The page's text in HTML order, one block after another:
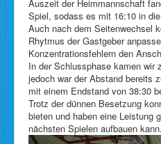
Auszeit der Heimmannschaft
Spiel, sodass es mit 16:10 in
Auch nach dem Seitenwechsel
Rhytmus der Gastgeber
Konzentrationsfehlern den
In der Schlussphase kamen wir
jedoch war der Abstand bereits
mit einem Endstand von 38:30
Trotz der dünnen Besetzung
bieten und haben eine Leistung
nächsten Spielen aufbauen kann.